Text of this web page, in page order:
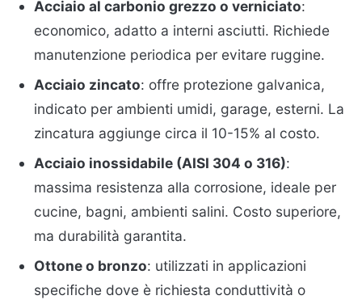
Acciaio al carbonio grezzo o verniciato:
economico, adatto a interni asciutti. Richiede
manutenzione periodica per evitare ruggine.
Acciaio zincato: offre protezione galvanica,
indicato per ambienti umidi, garage, esterni. La
zincatura aggiunge circa il 10-15% al costo.
Acciaio inossidabile (AISI 304 o 316):
massima resistenza alla corrosione, ideale per
cucine, bagni, ambienti salini. Costo superiore,
ma durabilità garantita.
Ottone o bronzo: utilizzati in applicazioni
specifiche dove è richiesta conduttività o